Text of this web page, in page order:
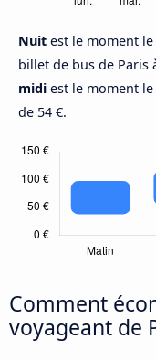
Nuit est le moment
billet de bus de Paris
midi est le moment
de 54 €.
Comment
voyageant de